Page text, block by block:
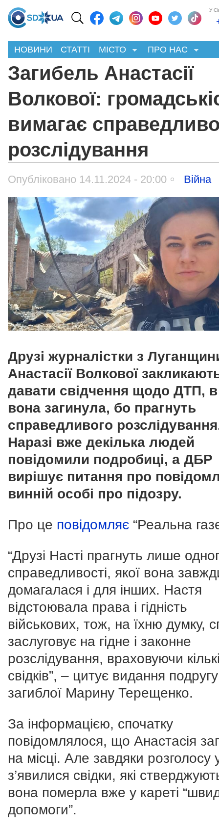
У
НОВИНИ СТАТТІ МІСТО ПРО НАС
Загибель Анастасії
Волкової:
вимагає
розслідування
Опубліковано 14.11.2024 - 20:00 Війна
Друзі журналістки з
Анастасії Волкової
давати свідчення щодо ДТП, в
вона загинула, бо прагнуть
справедливого
Наразі вже декілька людей
повідомили подробиці, а ДБР
вирішує питання про
винній особі про підозру.
Про це повідомляє “Реальна
“Друзі Насті прагнуть лише
справедливості, якої вона
домагалася і для інших. Настя
відстоювала права і гідність
військових, тож, на їхню думку,
заслуговує на гідне і законне
розслідування, враховуючи
свідків”, – цитує видання подругу
загиблої Марину Терещенко.
За інформацією, спочатку
повідомлялося, що Анастасія
на місці. Але завдяки розголосу
з’явилися свідки, які
вона померла вже у кареті
допомоги”.